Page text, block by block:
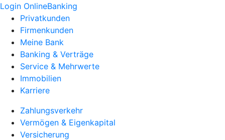
Login OnlineBanking
Privatkunden
Firmenkunden
Meine Bank
Banking & Verträge
Service & Mehrwerte
Immobilien
Karriere
Zahlungsverkehr
Vermögen & Eigenkapital
Versicherung